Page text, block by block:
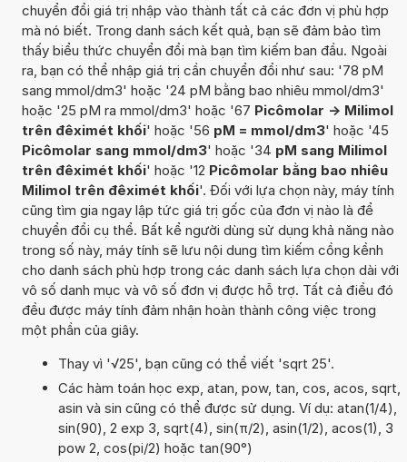
chuyển đổi giá trị nhập vào thành tất cả các đơn vị phù hợp
mà nó biết. Trong danh sách kết quả, bạn sẽ đảm bảo tìm
thấy biểu thức chuyển đổi mà bạn tìm kiếm ban đầu. Ngoài
ra, bạn có thể nhập giá trị cần chuyển đổi như sau: '78 pM
sang mmol/dm3' hoặc '24 pM bằng bao nhiêu mmol/dm3'
hoặc '25 pM ra mmol/dm3' hoặc '67 Picômolar -> Milimol
trên đêximét khối' hoặc '56 pM = mmol/dm3' hoặc '45
Picômolar sang mmol/dm3' hoặc '34 pM sang Milimol
trên đêximét khối' hoặc '12 Picômolar bằng bao nhiêu
Milimol trên đêximét khối'. Đối với lựa chọn này, máy tính
cũng tìm gia ngay lập tức giá trị gốc của đơn vị nào là để
chuyển đổi cụ thể. Bất kể người dùng sử dụng khả năng nào
trong số này, máy tính sẽ lưu nội dung tìm kiếm cồng kềnh
cho danh sách phù hợp trong các danh sách lựa chọn dài với
vô số danh mục và vô số đơn vị được hỗ trợ. Tất cả điều đó
đều được máy tính đảm nhận hoàn thành công việc trong
một phần của giây.
Thay vì '√25', bạn cũng có thể viết 'sqrt 25'.
Các hàm toán học exp, atan, pow, tan, cos, acos, sqrt,
asin và sin cũng có thể được sử dụng. Ví dụ: atan(1/4),
sin(90), 2 exp 3, sqrt(4), sin(π/2), asin(1/2), acos(1), 3
pow 2, cos(pi/2) hoặc tan(90°)